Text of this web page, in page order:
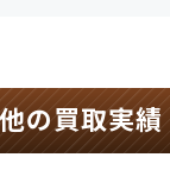
の買取実績